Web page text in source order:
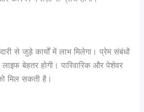
से जुड़े कार्यों में लाभ मिलेगा। प्रेम संबंधों
बेहतर होगी। पारिवारिक और पेशेवर
मिल सकती है।